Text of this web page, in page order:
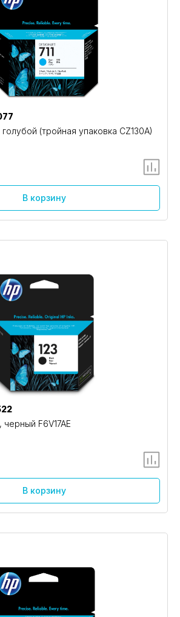
(тройная упаковка CZ130A)
В корзину
F6V17AE
В корзину